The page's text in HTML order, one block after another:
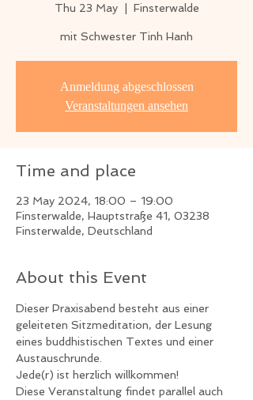
Thu 23 May
  |
Finsterwalde
mit Schwester Tinh Hanh
Anmeldung abgeschlossen
Veranstaltungen ansehen
Time and place
23 May 2024, 18:00 – 19:00
Finsterwalde, Hauptstraße 41, 03238
Finsterwalde, Deutschland
About this Event
Dieser Praxisabend besteht aus einer
geleiteten Sitzmeditation, der Lesung
eines buddhistischen Textes und einer
Austauschrunde.
Jede(r) ist herzlich willkommen!
Diese Veranstaltung findet parallel auch